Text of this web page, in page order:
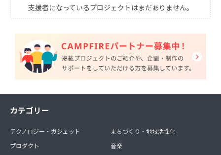
支援者になっているプロジェクトはまだありません。
カテゴリー
テクノロジー・ガジェット
プロダクト
まちづくり・地域活性化
音楽